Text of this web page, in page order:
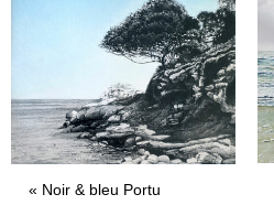
« Noir & bleu Portu